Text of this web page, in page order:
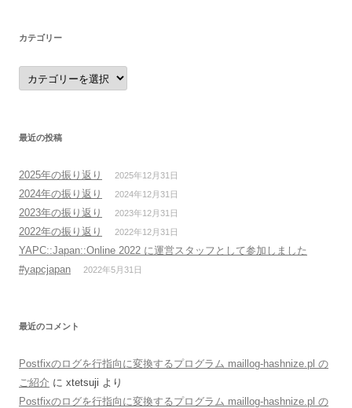
カテゴリー
カ
テ
ゴ
最近の投稿
2025年の振り返り 2025年12月31日
2024年の振り返り 2024年12月31日
2023年の振り返り 2023年12月31日
2022年の振り返り 2022年12月31日
YAPC::Japan::Online 2022 に運営スタッフとして参加しました
#yapcjapan
2022年5月31日
最近のコメント
Postfixのログを行指向に変換するプログラム maillog-hashnize.pl の
ご紹介 に xtetsuji より
Postfixのログを行指向に変換するプログラム maillog-hashnize.pl の